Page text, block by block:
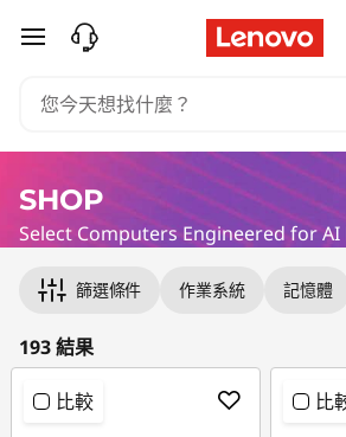
專
人
工
智
專
業
跳至主要內容
SHOP
Select Computers Engineered for
篩選條件 作業系統 記憶體
193 結果
比較 比